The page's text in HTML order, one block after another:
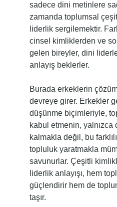
sadece dini metinlere
zamanda toplumsal
liderlik sergilemektir.
cinsel kimliklerden ve
gelen bireyler, dini
anlayış beklerler.
Burada erkeklerin çözüm
devreye girer. Erkekler
düşünme biçimleriyle,
kabul etmenin, yalnızca
kalmakla değil, bu
topluluk yaratmakla
savunurlar. Çeşitli
liderlik anlayışı, hem
güçlendirir hem de
taşır.